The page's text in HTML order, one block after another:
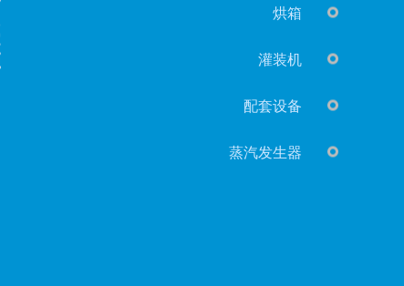
烘箱
灌装机
配套设备
蒸汽发生器